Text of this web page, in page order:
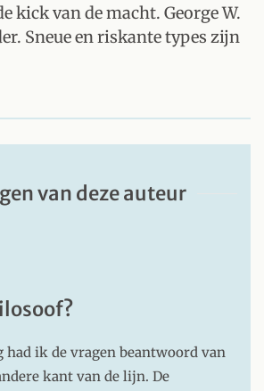
kick van de macht. George W.
Sneue en riskante types zijn
van deze auteur
had ik de vragen beantwoord van
kant van de lijn. De